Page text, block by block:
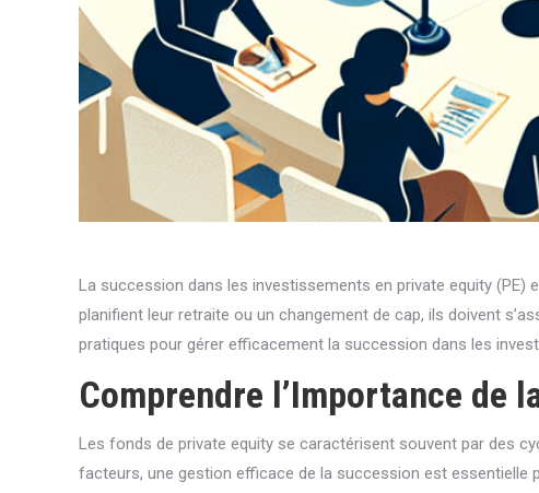
La succession dans les investissements en private equity
planifient leur retraite ou un changement de cap, ils doivent
pratiques pour gérer efficacement la succession dans les
Comprendre l’Importance de
Les fonds de private equity se caractérisent souvent par des
facteurs, une gestion efficace de la succession est essentielle